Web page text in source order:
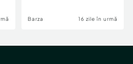
Barza 16 zile în urmă